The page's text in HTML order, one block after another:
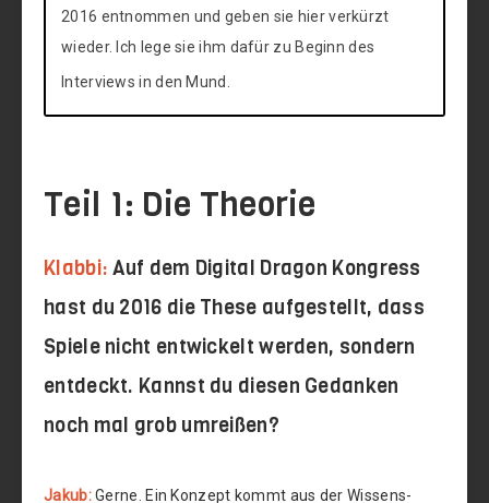
2016 entnommen und geben sie hier verkürzt
wieder. Ich lege sie ihm dafür zu Beginn des
Interviews in den Mund.
Teil 1: Die Theorie
Klabbi:Auf dem Digital Dragon Kongress
hast du 2016 die These aufgestellt, dass
Spiele nicht entwickelt werden, sondern
entdeckt. Kannst du diesen Gedanken
noch mal grob umreißen?
Jakub:Gerne. Ein Konzept kommt aus der Wissens-